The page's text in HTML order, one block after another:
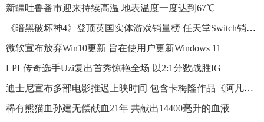
新疆吐鲁番市迎来持续高温 地表温度一度达到67℃
《暗黑破坏神4》登顶英国实体游戏销量榜 任天堂Switch销量下降
微软宣布放弃Win10更新 旨在使用户更新Windows 11
LPL传奇选手Uzi复出首秀惊艳全场 以2:1分数战胜IG
迪士尼宣布多部电影推迟上映时间 包含卡梅隆作品《阿凡达》续集
稀有熊猫血孙建无偿献血21年 共献出14400毫升的血液